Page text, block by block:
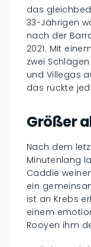
das
33-Jährigen
nach der
2021. Mit
zwei
und Villegas
das rückte
Größer
Nach dem
Minutenlang
Caddie
ein
ist an Krebs
einem
Rooyen ihm